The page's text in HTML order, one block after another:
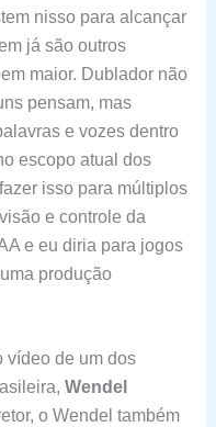
nisso para alcançar
já são outros
maior. Dublador não
pensam, mas
e vozes dentro
escopo atual dos
isso para múltiplos
e controle da
e eu diria para jogos
produção
vídeo de um dos
Wendel
o Wendel também